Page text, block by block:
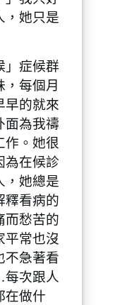
，她只是
症候群
每個月
早的就來
面為我禱
作。她很
為在候診
，她總是
釋看病的
而愁苦的
平常也沒
不急著看
次跟人
在做什